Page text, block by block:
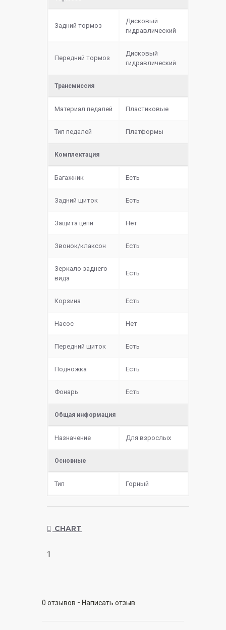
Задний тормоз
Дисковый
гидравлический
Передний тормоз
Дисковый
гидравлический
Трансмиссия
Материал педалей Пластиковые
Тип педалей Платформы
Комплектация
Багажник Есть
Задний щиток Есть
Защита цепи Нет
Звонок/клаксон Есть
Зеркало заднего
вида
Есть
Корзина Есть
Насос Нет
Передний щиток Есть
Подножка Есть
Фонарь Есть
Общая информация
Назначение Для взрослых
Основные
Тип Горный
CHART
1
0 отзывов - Написать отзыв